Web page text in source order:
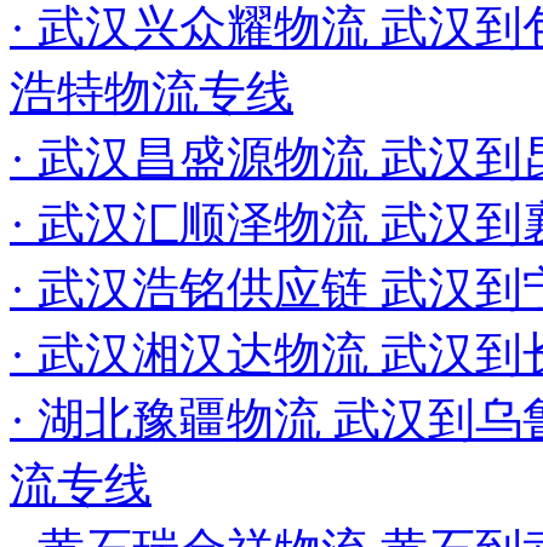
· 武汉兴众耀物流 武汉
浩特物流专线
· 武汉昌盛源物流 武汉
· 武汉汇顺泽物流 武汉
· 武汉浩铭供应链 武汉
· 武汉湘汉达物流 武汉
· 湖北豫疆物流 武汉到
流专线